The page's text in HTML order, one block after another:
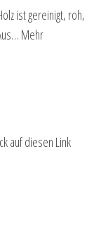
ist gereinigt, roh,
Mehr
auf diesen Link